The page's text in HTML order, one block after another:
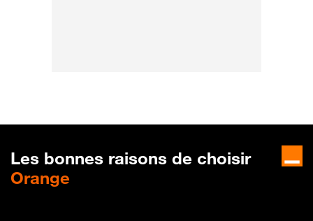
Les bonnes raisons de choisir
Orange